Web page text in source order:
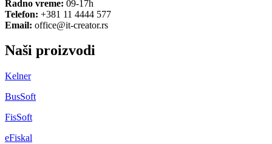
Radno vreme: 09-17h
Telefon: +381 11 4444 577
Email: office@it-creator.rs
Naši proizvodi
Kelner
BusSoft
FisSoft
eFiskal